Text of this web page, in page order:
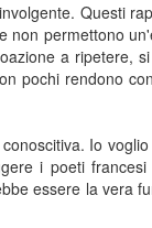
Questi
non permettono
a ripetere,
pochi rendono
Io
i poeti
essere la vera